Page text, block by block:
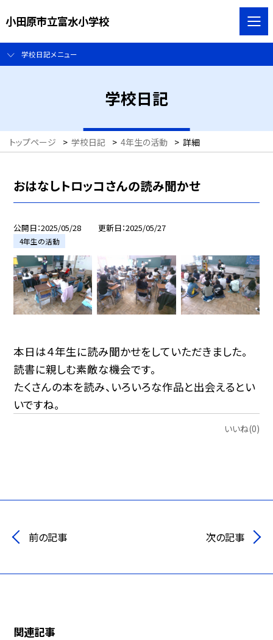
小田原市立富水小学校
学校日記メニュー
学校日記
トップページ > 学校日記 > 4年生の活動 > 詳細
おはなしトロッコさんの読み聞かせ
公開日 2025/05/28 更新日 2025/05/27
4年生の活動
本日は４年生に読み聞かせをしていただきました。
読書に親しむ素敵な機会です。
たくさんの本を読み、いろいろな作品と出会えるとい
いですね。
いいね(0)
前の記事 次の記事
関連記事